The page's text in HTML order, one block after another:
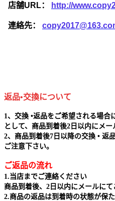
店舗URL：
http://
連絡先：
返品•交換について
1、交換 •返品をご希望される場合
として、商品到着後2日以内にメ
2、商品到着後7日以降の交換 • 返
ご注意下さい。
ご返品の流れ
1.当店までご連絡ください
商品到着後、2日以内にメールに
2.商品の返品は到着時の状態が保